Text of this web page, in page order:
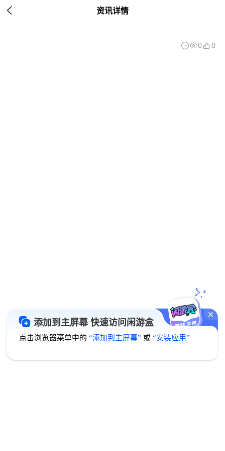
 资讯详情
00
添加到主屏幕 快速访问闲游盒
点击浏览器菜单中的“添加到主屏幕” 或“安装应用”